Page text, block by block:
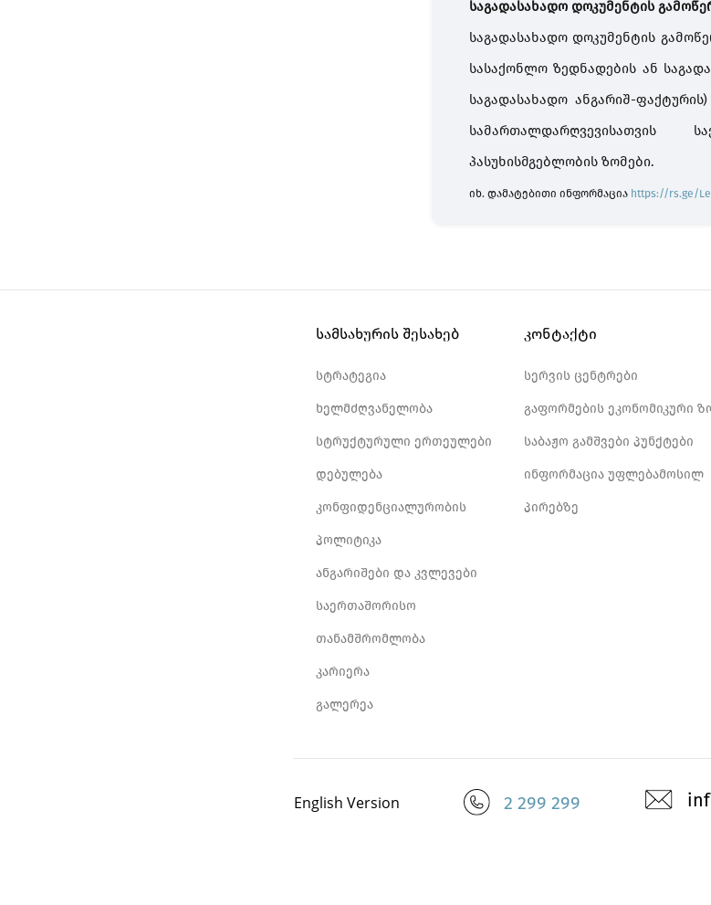
საგადასახადოდოკუმენტის
საგადასახადო დოკუმენტის
სასაქონლო ზედნადების ან
საგადასახადო ანგარიშ-
სამართალდარღვევისათვის
პასუხისმგებლობის ზომები.
იხ. დამატებითი ინფორმაცია https://rs.ge/
სამსახურის შესახებ
სტრატეგია
ხელმძღვანელობა
სტრუქტურული ერთეულები
დებულება
კონფიდენციალურობის
პოლიტიკა
ანგარიშები და კვლევები
საერთაშორისო
თანამშრომლობა
კარიერა
გალერეა
კონტაქტი
სერვის ცენტრები
გაფორმების ეკონომიკური
საბაჟო გამშვები პუნქტები
ინფორმაცია უფლებამოსილ
პირებზე
English Version 2 299 299